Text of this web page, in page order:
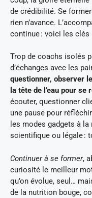
de crédibilité. Se
rien n’avance.
continue : voici les clés
Trop de coachs isolés
d’échanges avec les
questionner, observer
la tête de l’eau pour
écouter, questionner
une pause pour
les modes gadgets à
scientifique ou légale :
Continuer à se former,
curiosité le meilleur
qu’on évolue, seul…
de la nutrition bouge,